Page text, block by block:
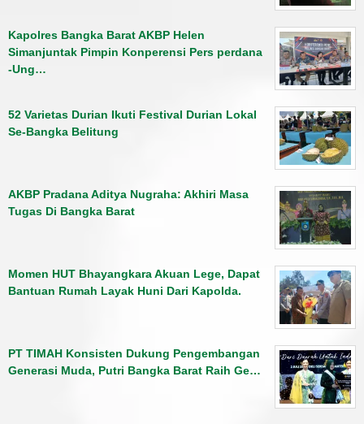
Kapolres Bangka Barat AKBP Helen
Simanjuntak Pimpin Konperensi Pers perdana
-Ung…
52 Varietas Durian Ikuti Festival Durian Lokal
Se-Bangka Belitung
AKBP Pradana Aditya Nugraha: Akhiri Masa
Tugas Di Bangka Barat
Momen HUT Bhayangkara Akuan Lege, Dapat
Bantuan Rumah Layak Huni Dari Kapolda.
PT TIMAH Konsisten Dukung Pengembangan
Generasi Muda, Putri Bangka Barat Raih Ge…